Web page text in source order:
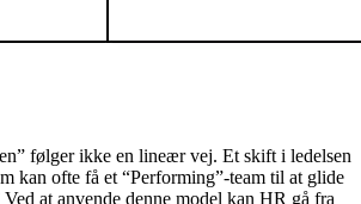
følger ikke en lineær vej. Et skift i ledelsen
kan ofte få et “Performing”-team til at glide
at anvende denne model kan HR gå fra